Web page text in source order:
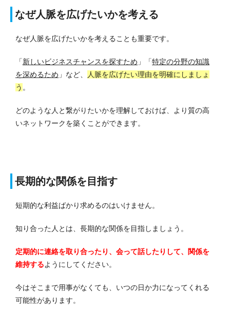
なぜ人脈を広げたいかを考える
なぜ人脈を広げたいかを考えることも重要です。
「新しいビジネスチャンスを探すため 」「特定の分野の知識
を深めるため 」など、
人脈を広げたい理由を明確にしましょ
う 。
どのような人と繋がりたいかを理解しておけば、より質の高
いネットワークを築くことができます。
長期的な関係を目指す
短期的な利益ばかり求めるのはいけません。
知り合った人とは、長期的な関係を目指しましょう。
定期的に連絡を取り合ったり、会って話したりして、関係を
維持するようにしてください。
今はそこまで用事がなくても、いつの日か力になってくれる
可能性があります。